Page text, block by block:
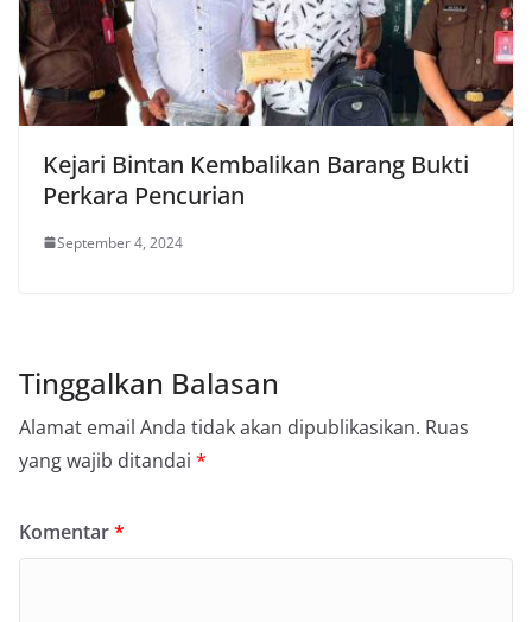
Kejari Bintan Kembalikan Barang Bukti
Perkara Pencurian
September 4, 2024
Tinggalkan Balasan
Alamat email Anda tidak akan dipublikasikan. Ruas
yang wajib ditandai *
Komentar*